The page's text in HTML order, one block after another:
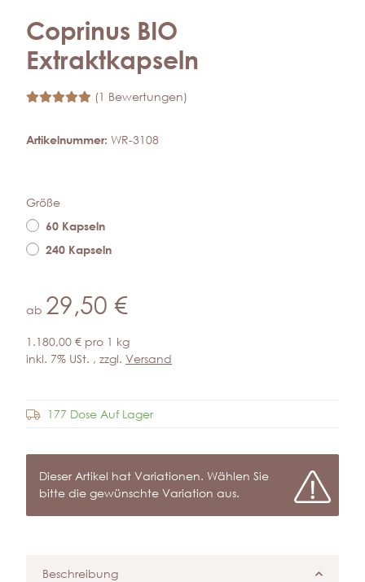
Coprinus BIO
Extraktkapseln
(1 Bewertungen)
Artikelnummer: WR-3108
Größe
60 Kapseln
240 Kapseln
ab 29,50 €
1.180,00 € pro 1 kg
inkl. 7% USt. , zzgl. Versand
177 Dose Auf Lager
x
Dieser Artikel hat Variationen. Wählen Sie
bitte die gewünschte Variation aus.
Beschreibung